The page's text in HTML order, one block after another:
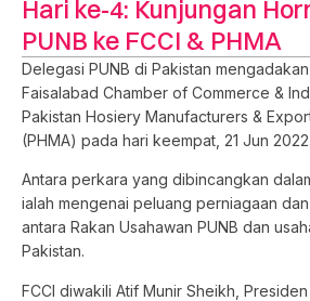
Hari ke-4: Kunjungan
PUNB ke FCCI & PHMA
Delegasi PUNB di Pakistan
Faisalabad Chamber of Commerce &
Pakistan Hosiery Manufacturers &
(PHMA) pada hari keempat, 21 Jun 2022.
Antara perkara yang dibincangkan
ialah mengenai peluang perniagaan
antara Rakan Usahawan PUNB dan
Pakistan.
FCCI diwakili Atif Munir Sheikh, Presiden